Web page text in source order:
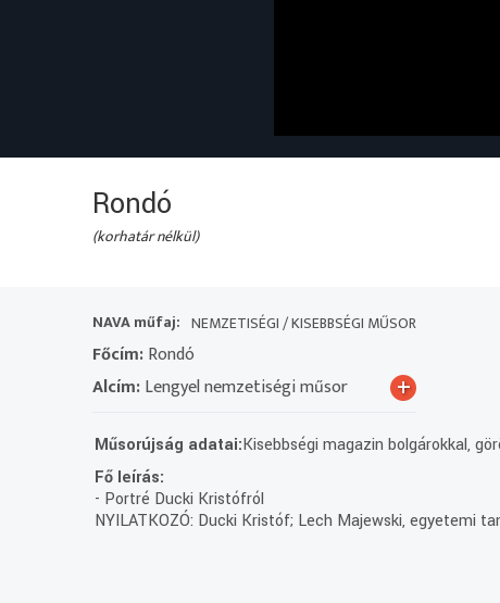
Rondó
(korhatár nélkül)
NAVA műfaj: NEMZETISÉGI / KISEBBSÉGI MŰSOR
Főcím:Rondó
Alcím:Lengyel nemzetiségi műsor +
Műsorújság adatai:Kisebbségi magazin bolgárokkal,
Fő leírás:
- Portré Ducki Kristófról
NYILATKOZÓ: Ducki Kristóf; Lech Majewski, egyetemi